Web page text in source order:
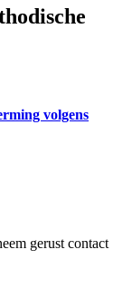
volgens
gerust contact